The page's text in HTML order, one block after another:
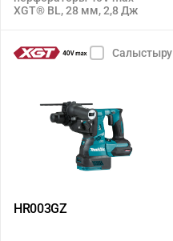
XGT® BL, 28 мм, 2,8 Дж
Салыстыру
HR003GZ